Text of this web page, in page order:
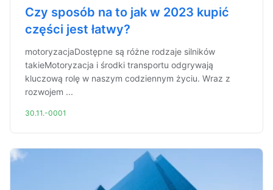
Czy sposób na to jak w 2023 kupić
części jest łatwy?
motoryzacjaDostępne są różne rodzaje silników
takieMotoryzacja i środki transportu odgrywają
kluczową rolę w naszym codziennym życiu. Wraz z
rozwojem ...
30.11.-0001